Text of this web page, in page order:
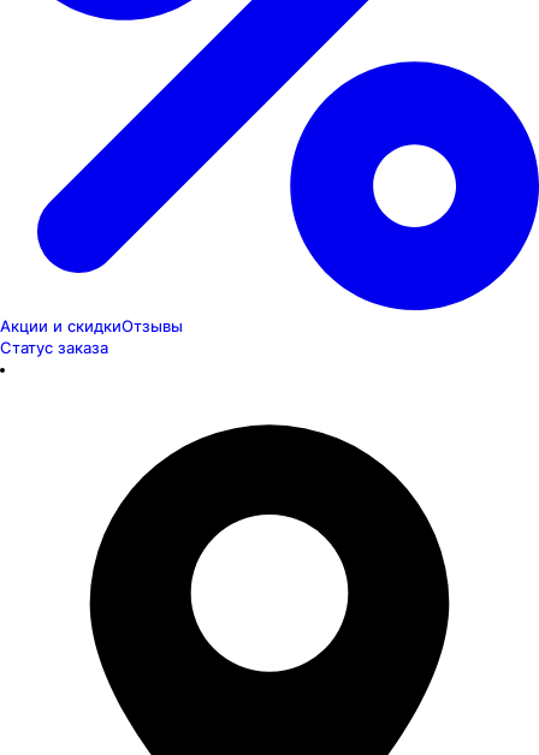
Акции и скидкиОтзывы
Статус заказа